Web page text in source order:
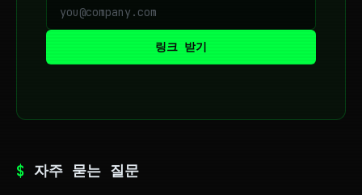
링크 받기
$ 자주 묻는 질문